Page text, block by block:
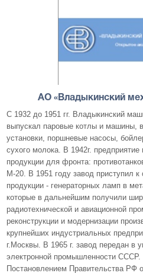
АО «Владыкинский
С 1932 до 1951 гг. Владыкинский
выпускал паровые котлы и машины,
установки, поршневые насосы,
сухого молока. В 1942г.
продукции для фронта:
М-20. В 1951 году завод приступил к
продукции - генераторных ламп в
которые в дальнейшим получили
радиотехнической и авиационной
реконструкции и модернизации
крупнейших индустриальных
г.Москвы. В 1965 г. завод передан в
электронной промышленности СССР.
Постановлением Правительства РФ